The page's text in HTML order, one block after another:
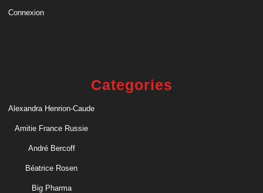
Connexion
Categories
Alexandra Henrion-Caude
Amitie France Russie
André Bercoff
Béatrice Rosen
Big Pharma